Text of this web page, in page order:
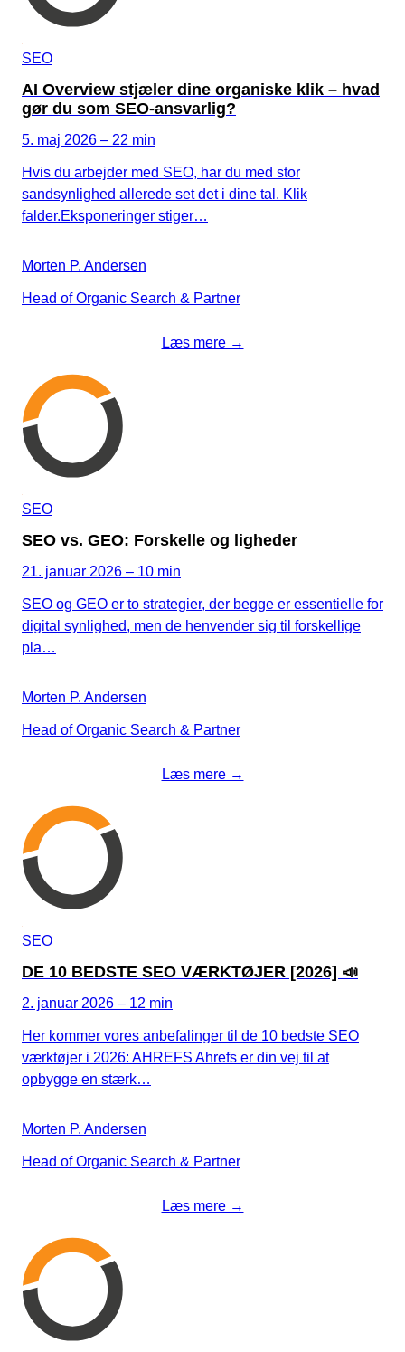
SEO
AI Overview stjæler dine organiske klik – hvad
gør du som SEO-ansvarlig?
5. maj 2026 – 22 min
Hvis du arbejder med SEO, har du med stor
sandsynlighed allerede set det i dine tal. Klik
falder.Eksponeringer stiger…
Morten P. Andersen
Head of Organic Search & Partner
Læs mere →
SEO
SEO vs. GEO: Forskelle og ligheder
21. januar 2026 – 10 min
SEO og GEO er to strategier, der begge er essentielle for
digital synlighed, men de henvender sig til forskellige
pla…
Morten P. Andersen
Head of Organic Search & Partner
Læs mere →
SEO
DE 10 BEDSTE SEO VÆRKTØJER [2026] 📣
2. januar 2026 – 12 min
Her kommer vores anbefalinger til de 10 bedste SEO
værktøjer i 2026: AHREFS Ahrefs er din vej til at
opbygge en stærk…
Morten P. Andersen
Head of Organic Search & Partner
Læs mere →